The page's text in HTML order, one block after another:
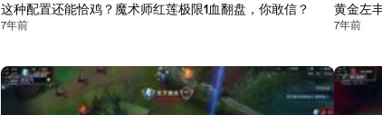
这种配置还能恰鸡？魔术师红莲极限1血翻盘，你敢信？
7年前
黄金左
7年前